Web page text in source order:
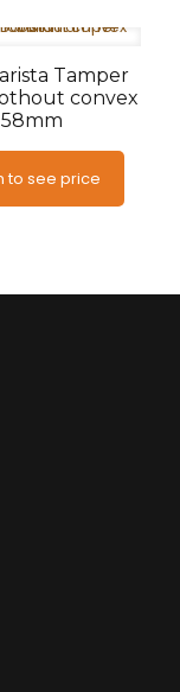
Tamper
convex
58mm
to see price